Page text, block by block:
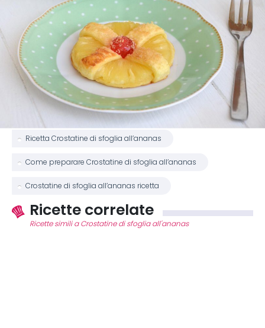
Ricetta Crostatine di sfoglia all’ananas
Come preparare Crostatine di sfoglia all’ananas
Crostatine di sfoglia all’ananas ricetta
Ricette correlate
Ricette simili a Crostatine di sfoglia all'ananas